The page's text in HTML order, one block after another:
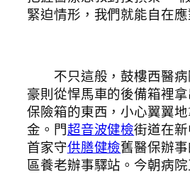
緊迫情形，我們就能自在應
不只這般，鼓樓西醫病
豪則從悍馬車的後備箱裡
保險箱的東西，小心翼翼
金。門超音波健檢街道在
首家守供膳健檢舊醫保辦
區養老辦事驛站。今朝病